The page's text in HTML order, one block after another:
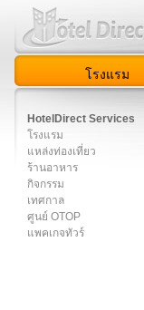
โรงแรม
HotelDirect Services
โรงแรม
แหล่งท่องเที่ยว
ร้านอาหาร
กิจกรรม
เทศกาล
ศูนย์ OTOP
แพคเกจทัวร์